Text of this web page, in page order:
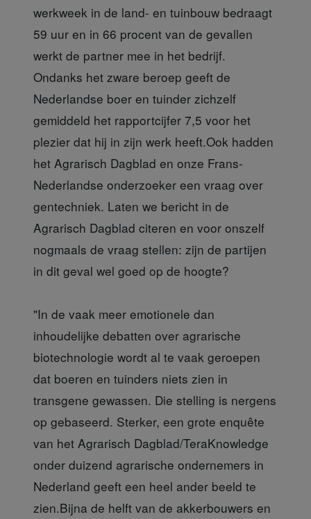
werkweek in de land- en tuinbouw bedraagt
59 uur en in 66 procent van de gevallen
werkt de partner mee in het bedrijf.
Ondanks het zware beroep geeft de
Nederlandse boer en tuinder zichzelf
gemiddeld het rapportcijfer 7,5 voor het
plezier dat hij in zijn werk heeft.Ook hadden
het Agrarisch Dagblad en onze Frans-
Nederlandse onderzoeker een vraag over
gentechniek. Laten we bericht in de
Agrarisch Dagblad citeren en voor onszelf
nogmaals de vraag stellen: zijn de partijen
in dit geval wel goed op de hoogte?
"In de vaak meer emotionele dan
inhoudelijke debatten over agrarische
biotechnologie wordt al te vaak geroepen
dat boeren en tuinders niets zien in
transgene gewassen. Die stelling is nergens
op gebaseerd. Sterker, een grote enquête
van het Agrarisch Dagblad/TeraKnowledge
onder duizend agrarische ondernemers in
Nederland geeft een heel ander beeld te
zien.Bijna de helft van de akkerbouwers en